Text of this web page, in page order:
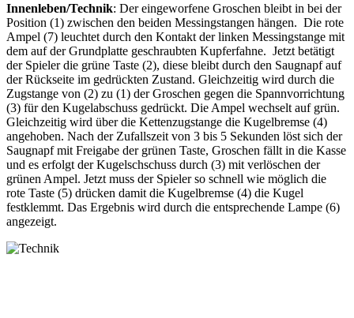
Innenleben/Technik: Der eingeworfene Groschen bleibt in bei der
Position (1) zwischen den beiden Messingstangen hängen. Die rote
Ampel (7) leuchtet durch den Kontakt der linken Messingstange mit
dem auf der Grundplatte geschraubten Kupferfahne. Jetzt betätigt
der Spieler die grüne Taste (2), diese bleibt durch den Saugnapf auf
der Rückseite im gedrückten Zustand. Gleichzeitig wird durch die
Zugstange von (2) zu (1) der Groschen gegen die Spannvorrichtung
(3) für den Kugelabschuss gedrückt. Die Ampel wechselt auf grün.
Gleichzeitig wird über die Kettenzugstange die Kugelbremse (4)
angehoben. Nach der Zufallszeit von 3 bis 5 Sekunden löst sich der
Saugnapf mit Freigabe der grünen Taste, Groschen fällt in die Kasse
und es erfolgt der Kugelschschuss durch (3) mit verlöschen der
grünen Ampel. Jetzt muss der Spieler so schnell wie möglich die
rote Taste (5) drücken damit die Kugelbremse (4) die Kugel
festklemmt. Das Ergebnis wird durch die entsprechende Lampe (6)
angezeigt.